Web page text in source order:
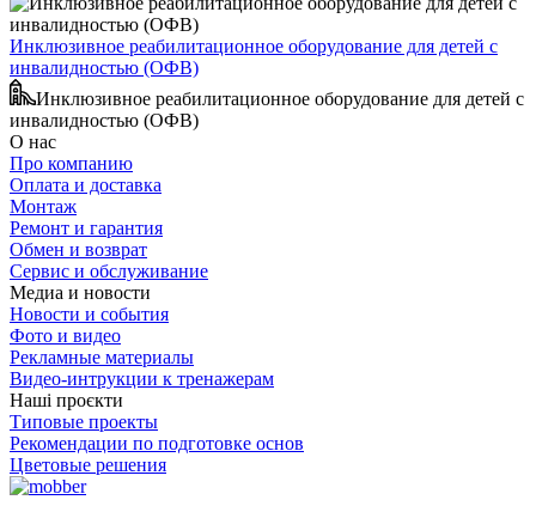
Инклюзивное реабилитационное оборудование для детей с
инвалидностью (ОФВ)
Инклюзивное реабилитационное оборудование для детей с
инвалидностью (ОФВ)
О нас
Про компанию
Оплата и доставка
Монтаж
Ремонт и гарантия
Обмен и возврат
Сервис и обслуживание
Медиа и новости
Новости и события
Фото и видео
Рекламные материалы
Видео-интрукции к тренажерам
Наші проєкти
Типовые проекты
Рекомендации по подготовке основ
Цветовые решения